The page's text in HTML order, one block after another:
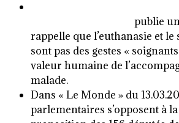
publie
rappelle que l’euthanasie et le
sont pas des gestes «
valeur humaine de
malade.
Dans « Le Monde » du
parlementaires s’opposent à